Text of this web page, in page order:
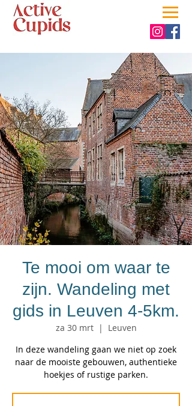
Te mooi om waar te
zijn. Wandeling met
gids in Leuven 4-5km.
za 30 mrt
  |
Leuven
In deze wandeling gaan we niet op zoek
naar de mooiste gebouwen, authentieke
hoekjes of rustige parken.